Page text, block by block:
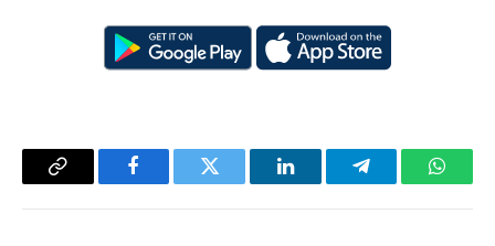
Copy
FacebookTwitter LinkedInTelegram